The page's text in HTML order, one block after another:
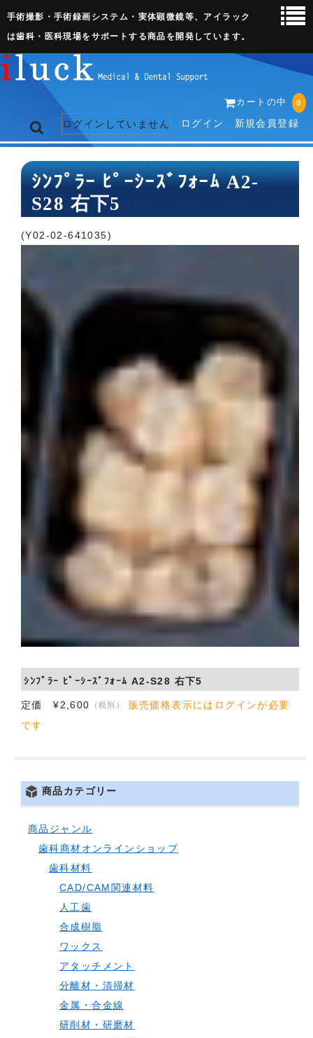
手術撮影・手術録画システム・実体顕微鏡等、アイラック
は歯科・医科現場をサポートする商品を開発しています。
カートの中 0
ログインしていません ログイン 新規会員登録
トップページ
ネット販売ページ
歯科関連機器
ｼﾝﾌﾟﾗｰ ﾋﾟｰｼｰｽﾞﾌｫｰﾑ A2-
S28 右下5
(Y02-02-641035)
ｼﾝﾌﾟﾗｰ ﾋﾟｰｼｰｽﾞﾌｫｰﾑ A2-S28 右下5
定価 ¥2,600 （税別）
販売価格表示にはログインが必要
です
商品カテゴリー
商品ジャンル
歯科商材オンラインショップ
歯科材料
CAD/CAM関連材料
人工歯
合成樹脂
ワックス
アタッチメント
分離材・清掃材
金属・合金線
研削材・研磨材